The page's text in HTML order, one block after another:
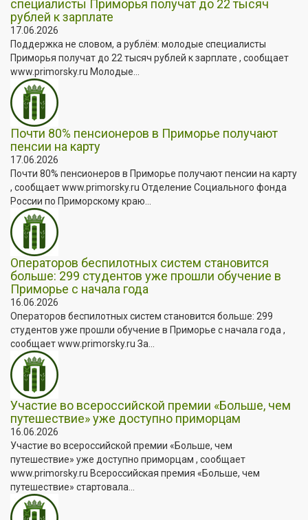
специалисты Приморья получат до 22 тысяч
рублей к зарплате
17.06.2026
Поддержка не словом, а рублём: молодые специалисты
Приморья получат до 22 тысяч рублей к зарплате , сообщает
www.primorsky.ru Молодые...
Почти 80% пенсионеров в Приморье получают
пенсии на карту
17.06.2026
Почти 80% пенсионеров в Приморье получают пенсии на карту
, сообщает www.primorsky.ru Отделение Социального фонда
России по Приморскому краю...
Операторов беспилотных систем становится
больше: 299 студентов уже прошли обучение в
Приморье с начала года
16.06.2026
Операторов беспилотных систем становится больше: 299
студентов уже прошли обучение в Приморье с начала года ,
сообщает www.primorsky.ru За...
Участие во всероссийской премии «Больше, чем
путешествие» уже доступно приморцам
16.06.2026
Участие во всероссийской премии «Больше, чем
путешествие» уже доступно приморцам , сообщает
www.primorsky.ru Всероссийская премия «Больше, чем
путешествие» стартовала...